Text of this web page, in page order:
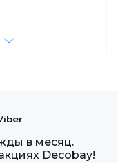
в месяц.
Decobay!